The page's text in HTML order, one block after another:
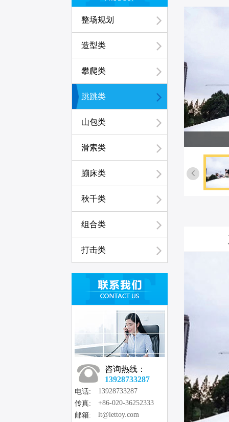
整场规划
造型类
攀爬类
跳跳类
山包类
滑索类
蹦床类
秋千类
组合类
打击类
咨询热线：
13928733287
电话:
13928733287
传真:
+86-020-36252333
邮箱:
lt@lettoy.com